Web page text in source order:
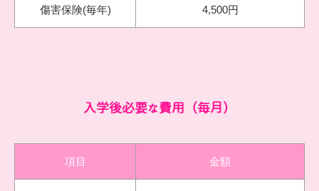
傷害保険(毎年) 4,500円
入学後必要な費用（毎月）
項目 金額